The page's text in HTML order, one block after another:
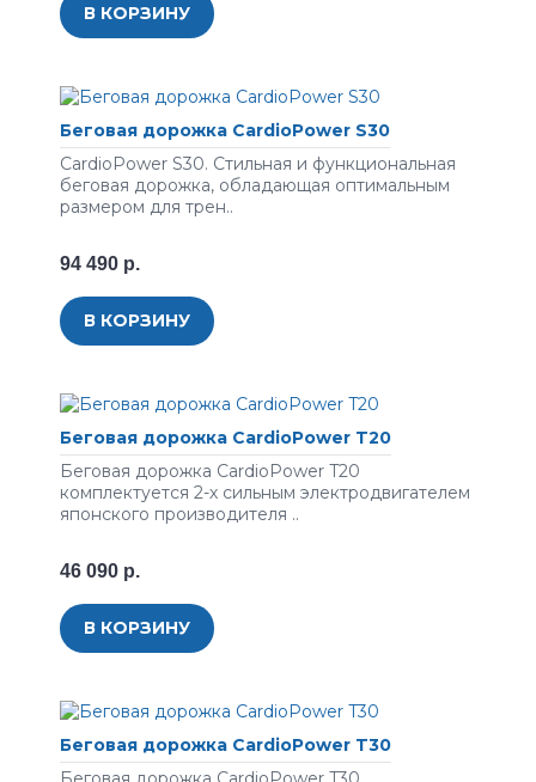
В КОРЗИНУ
Беговая дорожка CardioPower S30
CardioPower S30. Стильная и функциональная
беговая дорожка, обладающая оптимальным
размером для трен..
94 490 р.
В КОРЗИНУ
Беговая дорожка CardioPower T20
Беговая дорожка CardioPower T20
комплектуется 2-х сильным электродвигателем
японского производителя ..
46 090 р.
В КОРЗИНУ
Беговая дорожка CardioPower T30